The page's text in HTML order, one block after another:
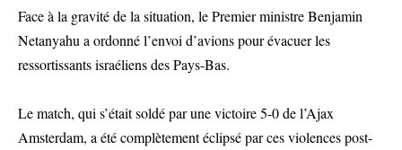
Face à la gravité de la situation, le Premier ministre Benjamin
Netanyahu a ordonné l’envoi d’avions pour évacuer les
ressortissants israéliens des Pays-Bas.
Le match, qui s’était soldé par une victoire 5-0 de l’Ajax
Amsterdam, a été complètement éclipsé par ces violences post-